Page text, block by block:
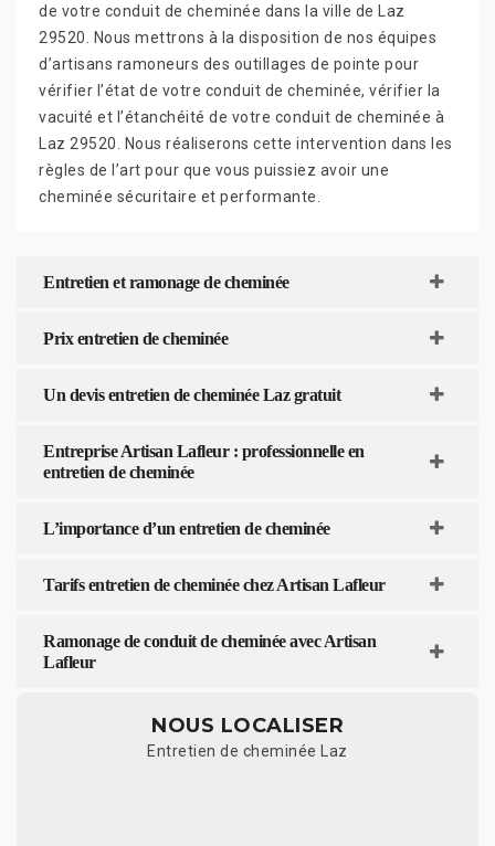
de votre conduit de cheminée dans la ville de Laz
29520. Nous mettrons à la disposition de nos équipes
d’artisans ramoneurs des outillages de pointe pour
vérifier l’état de votre conduit de cheminée, vérifier la
vacuité et l’étanchéité de votre conduit de cheminée à
Laz 29520. Nous réaliserons cette intervention dans les
règles de l’art pour que vous puissiez avoir une
cheminée sécuritaire et performante.
Entretien et ramonage de cheminée
Prix entretien de cheminée
Un devis entretien de cheminée Laz gratuit
Entreprise Artisan Lafleur : professionnelle en
entretien de cheminée
L’importance d’un entretien de cheminée
Tarifs entretien de cheminée chez Artisan Lafleur
Ramonage de conduit de cheminée avec Artisan
Lafleur
NOUS LOCALISER
Entretien de cheminée Laz